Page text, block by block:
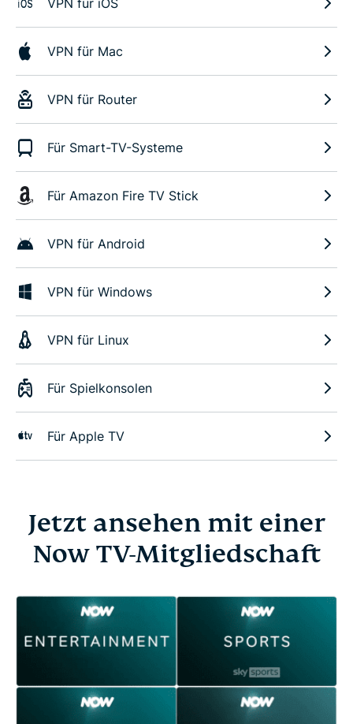
VPN für Mac
VPN für Router
Für Smart-TV-Systeme
Für Amazon Fire TV Stick
VPN für Android
VPN für Windows
VPN für Linux
Für Spielkonsolen
Für Apple TV
Jetzt ansehen mit einer
Now TV-Mitgliedschaft